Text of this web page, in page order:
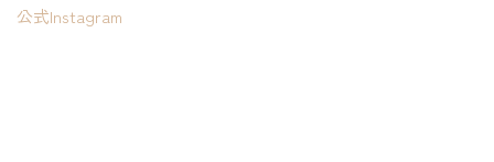
公式Instagram